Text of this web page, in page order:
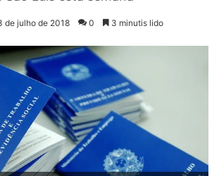
de julho de 2018 0 3 minutis lido